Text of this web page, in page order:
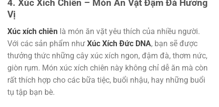
4. Xúc Xích Chiên – Món Ăn Vặt Đậm Đà Hương
Vị
Xúc xích chiên là món ăn vặt yêu thích của nhiều người.
Với các sản phẩm như Xúc Xích Đức DNA, bạn sẽ được
thưởng thức những cây xúc xích ngon, đậm đà, thơm nức,
giòn rụm. Món xúc xích chiên này không chỉ dễ ăn mà còn
rất thích hợp cho các bữa tiệc, buổi nhậu, hay những buổi
tụ tập bạn bè.